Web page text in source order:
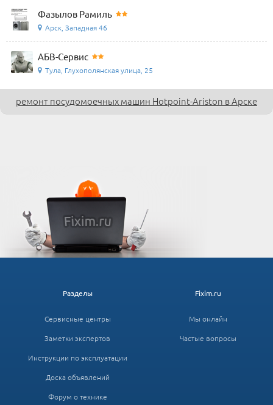
Фазылов Рамиль
Арск, Западная 46
АБВ-Сервис
Тула, Глухополянская улица, 25
ремонт посудомоечных машин Hotpoint-Ariston в Арске
Fixim.ru
Мы онлайн
Частые вопросы
Разделы
Сервисные центры
Заметки экспертов
Инструкции по эксплуатации
Доска объявлений
Форум о технике